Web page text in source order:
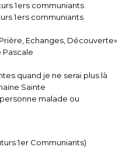
1ers communiants
1ers communiants
Echanges, Découverte»
Pascale
quand je ne serai plus là
Sainte
malade ou
1er Communiants)